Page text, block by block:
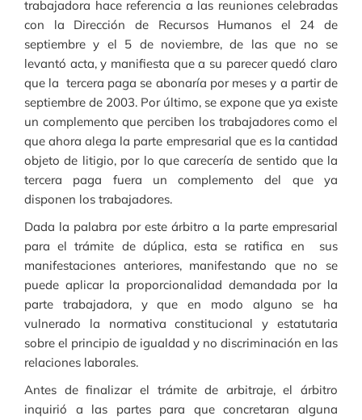
trabajadora hace referencia a las reuniones celebradas
con la Dirección de Recursos Humanos el 24 de
septiembre y el 5 de noviembre, de las que no se
levantó acta, y manifiesta que a su parecer quedó claro
que la tercera paga se abonaría por meses y a partir de
septiembre de 2003. Por último, se expone que ya existe
un complemento que perciben los trabajadores como el
que ahora alega la parte empresarial que es la cantidad
objeto de litigio, por lo que carecería de sentido que la
tercera paga fuera un complemento del que ya
disponen los trabajadores.
Dada la palabra por este árbitro a la parte empresarial
para el trámite de dúplica, esta se ratifica en sus
manifestaciones anteriores, manifestando que no se
puede aplicar la proporcionalidad demandada por la
parte trabajadora, y que en modo alguno se ha
vulnerado la normativa constitucional y estatutaria
sobre el principio de igualdad y no discriminación en las
relaciones laborales.
Antes de finalizar el trámite de arbitraje, el árbitro
inquirió a las partes para que concretaran alguna